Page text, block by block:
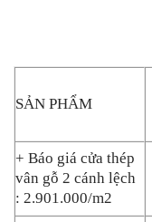
SẢN PHẨM
+ Báo giá cửa thép
vân gỗ 2 cánh lệch
: 2.901.000/m2